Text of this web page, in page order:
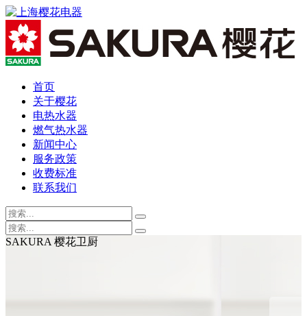
首页
关于樱花
电热水器
燃气热水器
新闻中心
服务政策
收费标准
联系我们
SAKURA 樱花卫厨